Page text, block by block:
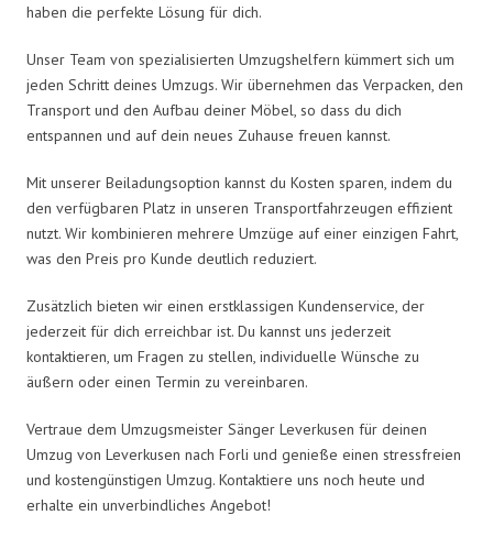
haben die perfekte Lösung für dich.
Unser Team von spezialisierten Umzugshelfern kümmert sich um
jeden Schritt deines Umzugs. Wir übernehmen das Verpacken, den
Transport und den Aufbau deiner Möbel, so dass du dich
entspannen und auf dein neues Zuhause freuen kannst.
Mit unserer Beiladungsoption kannst du Kosten sparen, indem du
den verfügbaren Platz in unseren Transportfahrzeugen effizient
nutzt. Wir kombinieren mehrere Umzüge auf einer einzigen Fahrt,
was den Preis pro Kunde deutlich reduziert.
Zusätzlich bieten wir einen erstklassigen Kundenservice, der
jederzeit für dich erreichbar ist. Du kannst uns jederzeit
kontaktieren, um Fragen zu stellen, individuelle Wünsche zu
äußern oder einen Termin zu vereinbaren.
Vertraue dem Umzugsmeister Sänger Leverkusen für deinen
Umzug von Leverkusen nach Forli und genieße einen stressfreien
und kostengünstigen Umzug. Kontaktiere uns noch heute und
erhalte ein unverbindliches Angebot!